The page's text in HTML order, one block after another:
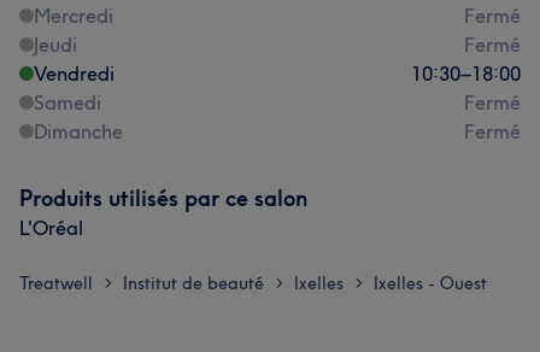
Mercredi
Fermé
Jeudi
Fermé
Vendredi
10:30–18:00
Samedi
Fermé
Dimanche
Fermé
Produits utilisés par ce salon
L'Oréal
Treatwell > Institut de beauté > Ixelles > Ixelles - Ouest